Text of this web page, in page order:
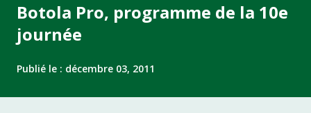
Botola Pro, programme de la 10e
journée
Publié le : décembre 03, 2011